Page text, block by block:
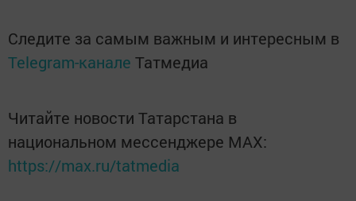
Следите за самым важным и интересным в
Telegram-канале Татмедиа
Читайте новости Татарстана в
национальном мессенджере MАХ:
https://max.ru/tatmedia